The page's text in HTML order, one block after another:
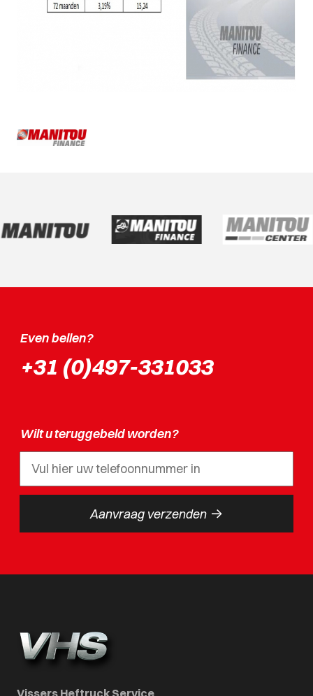
Even bellen?
+31 (0)497-331033
Wilt u teruggebeld worden?
Aanvraag verzenden ->
Vissers Heftruck Service